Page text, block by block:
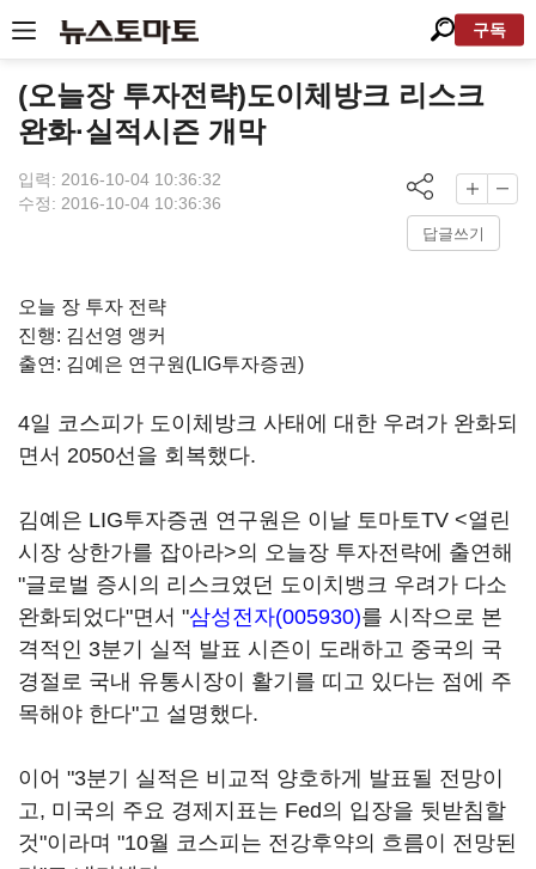
구독
(오늘장 투자전략)도이체방크 리스크
완화·실적시즌 개막
입력: 2016-10-04 10:36:32
수정: 2016-10-04 10:36:36
답글쓰기
오늘 장 투자 전략
진행: 김선영 앵커
출연: 김예은 연구원(LIG투자증권)
4일 코스피가 도이체방크 사태에 대한 우려가 완화되
면서 2050선을 회복했다.
김예은 LIG투자증권 연구원은 이날 토마토TV <열린
시장 상한가를 잡아라>의 오늘장 투자전략에 출연해
"글로벌 증시의 리스크였던 도이치뱅크 우려가 다소
완화되었다"면서 "삼성전자(005930)를 시작으로 본
격적인 3분기 실적 발표 시즌이 도래하고 중국의 국
경절로 국내 유통시장이 활기를 띠고 있다는 점에 주
목해야 한다"고 설명했다.
이어 "3분기 실적은 비교적 양호하게 발표될 전망이
고, 미국의 주요 경제지표는 Fed의 입장을 뒷받침할
것"이라며 "10월 코스피는 전강후약의 흐름이 전망된